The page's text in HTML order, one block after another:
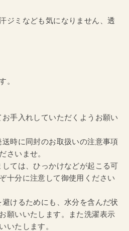
ジミなども気になりません、透
。
手入れしていただくようお願い
時に同封のお取扱いの注意事項
さいませ。
ては、ひっかけなどが起こる可
十分に注意して御使用ください
けるためにも、水分を含んだ状
願いいたします。また洗濯表示
いたします。